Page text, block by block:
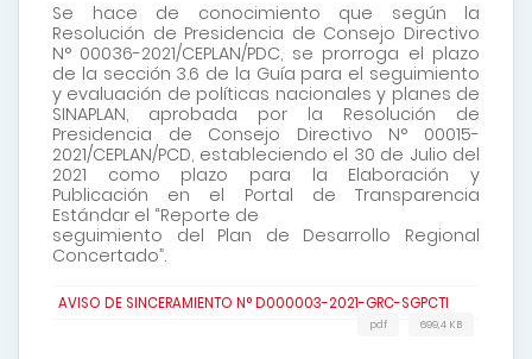
Se hace de conocimiento que según la
Resolución de Presidencia de Consejo Directivo
N° 00036-2021/CEPLAN/PDC, se prorroga el plazo
de la sección 3.6 de la Guía para el seguimiento
y evaluación de políticas nacionales y planes de
SINAPLAN, aprobada por la Resolución de
Presidencia de Consejo Directivo N° 00015-
2021/CEPLAN/PCD, estableciendo el 30 de Julio del
2021 como plazo para la Elaboración y
Publicación en el Portal de Transparencia
Estándar el “Reporte de
seguimiento del Plan de Desarrollo Regional
Concertado”.
AVISO DE SINCERAMIENTO N° D000003-2021-GRC-SGPCTI
699,4 KB
pdf